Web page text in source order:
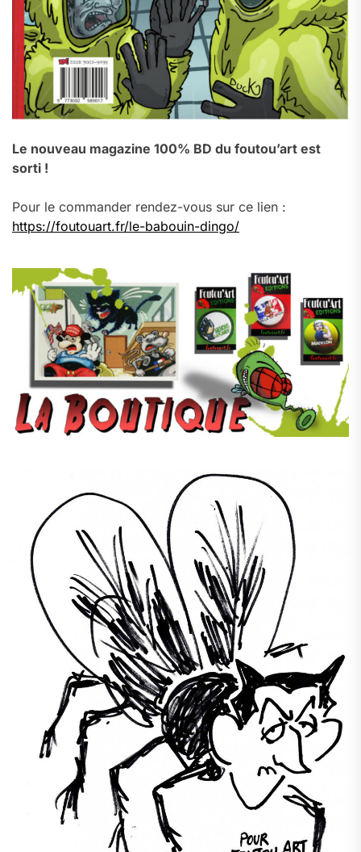
Le nouveau magazine 100% BD du foutou’art est
sorti !
Pour le commander rendez-vous sur ce lien :
https://foutouart.fr/le-babouin-dingo/